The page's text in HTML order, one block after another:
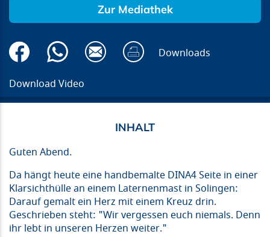
Zur Mediathek
Downloads
Download Video
Guten Abend.
Da hängt heute eine handbemalte DINA4 Seite in einer
Klarsichthülle an einem Laternenmast in Solingen:
Darauf gemalt ein Herz mit einem Kreuz drin.
Geschrieben steht: "Wir vergessen euch niemals. Denn
ihr lebt in unseren Herzen weiter."